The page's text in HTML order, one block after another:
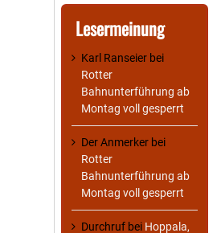
Lesermeinung
Karl Ranseier bei
Rotter
Bahnunterführung ab
Montag voll gesperrt
Der Anmerker bei
Rotter
Bahnunterführung ab
Montag voll gesperrt
Durchruf bei Hoppala,